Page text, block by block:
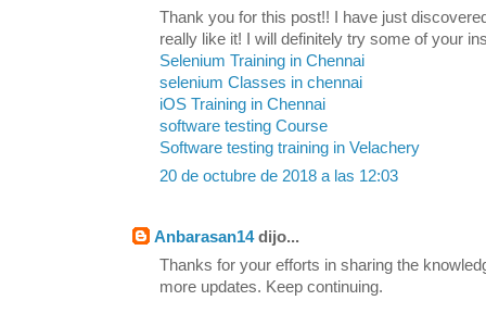
Thank you for this post!! I have just
really like it! I will definitely try some of your
Selenium Training in Chennai
selenium Classes in chennai
iOS Training in Chennai
software testing Course
Software testing training in Velachery
20 de octubre de 2018 a las 12:03
Anbarasan14dijo...
Thanks for your efforts in sharing the
more updates. Keep continuing.